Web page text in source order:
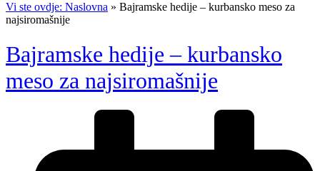
Vi ste ovdje: Naslovna » Bajramske hedije – kurbansko meso za
najsiromašnije
Bajramske hedije – kurbansko
meso za najsiromašnije